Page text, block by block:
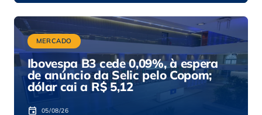
MERCADO
Ibovespa B3 cede 0,09%, à espera
de anúncio da Selic pelo Copom;
dólar cai a R$ 5,12
05/08/26